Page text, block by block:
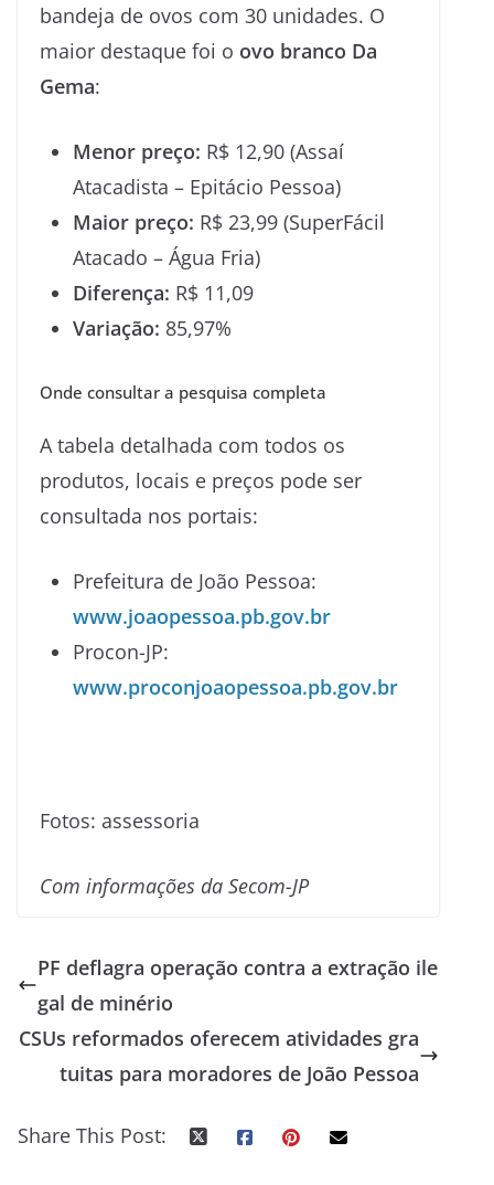
bandeja de ovos com 30 unidades. O
maior destaque foi o ovo branco Da
Gema:
Menor preço: R$ 12,90 (Assaí
Atacadista – Epitácio Pessoa)
Maior preço: R$ 23,99 (SuperFácil
Atacado – Água Fria)
Diferença: R$ 11,09
Variação: 85,97%
Onde consultar a pesquisa completa
A tabela detalhada com todos os
produtos, locais e preços pode ser
consultada nos portais:
Prefeitura de João Pessoa:
www.joaopessoa.pb.gov.br
Procon-JP:
www.proconjoaopessoa.pb.gov.br
Fotos: assessoria
Com informações da Secom-JP
PF deflagra operação contra a extração ile
gal de minério
CSUs reformados oferecem atividades gra
tuitas para moradores de João Pessoa
Share This Post: